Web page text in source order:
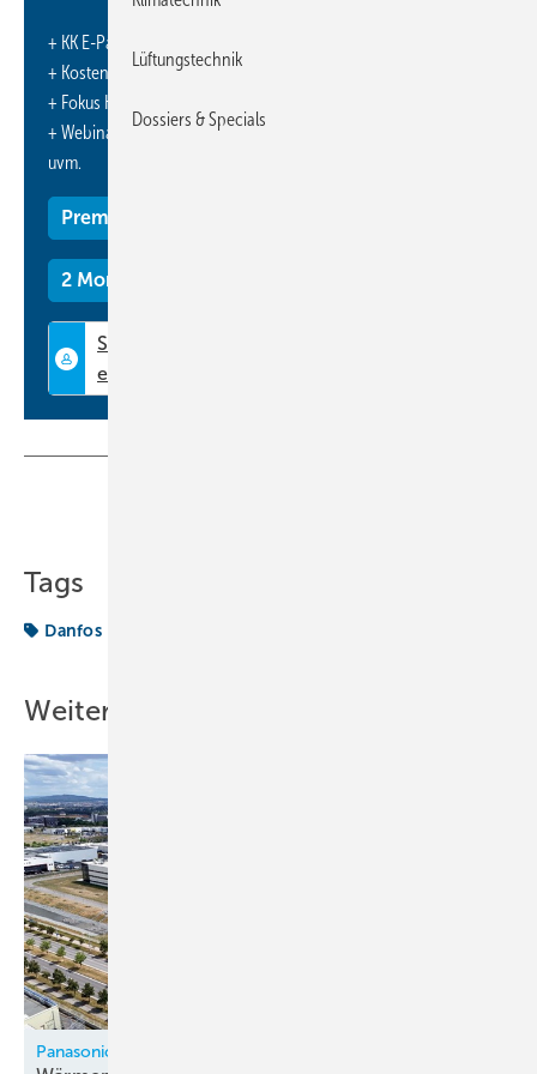
+ KK E-Paper-Ausgabe – jeden Monat neu
+ Kostenfreien Zugang zu unserem Online-Archiv
+ Fokus KK: Sonderhefte (PDF)
+ Webinare und Veranstaltungen mit Rabatten
uvm.
Premium Mitgliedschaft
2 Monate kostenlos testen
Tags
Danfos
Weitere Inhalte
Panasonic
Lüftungstechnik
Dossiers & Specials